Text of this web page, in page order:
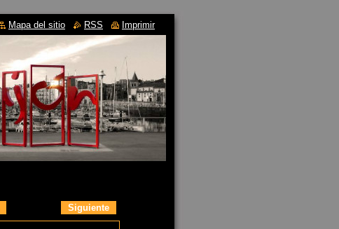
Siguiente
Mapa del sitio RSS Imprimir